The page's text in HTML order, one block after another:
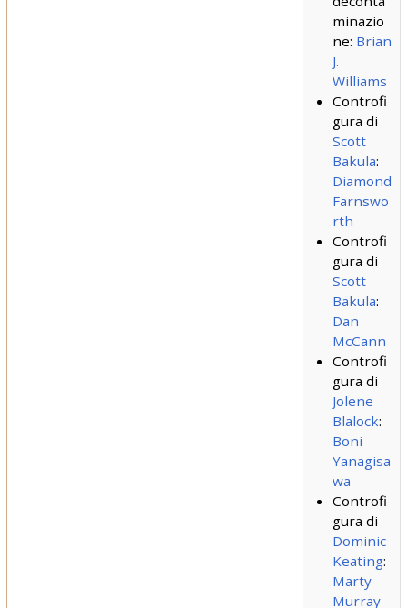
minazio
ne: Brian
J.
Williams
Controfi
gura di
Scott
Bakula:
Diamond
Farnswo
rth
Controfi
gura di
Scott
Bakula:
Dan
McCann
Controfi
gura di
Jolene
Blalock:
Boni
Yanagisa
wa
Controfi
gura di
Dominic
Keating:
Marty
Murray